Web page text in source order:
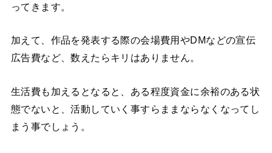
ってきます。
加えて、作品を発表する際の会場費用やDMなどの宣伝
広告費など、数えたらキリはありません。
生活費も加えるとなると、ある程度資金に余裕のある状
態でないと、活動していく事すらままならなくなってし
まう事でしょう。